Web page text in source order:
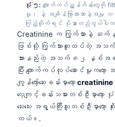
ပုံ ၅: ကျောက်ကပ်ညွှန်ကိန်းတွေကို
မှု၊ နဲ့ အချိန်ကြာလာတာနဲ့အမျှ လမ်း
ကြည့်လိုက်ရင် ပိုနားလည်လွယ်ပါ
Creatinine က ကြွက်သားနဲ့
ဖြစ်လို့ ကြွက်သားထူထပ်တဲ့
အားနည်းတဲ့ အသက် ၈၂ နှစ်အ
ပြီး ကျောက်ကပ်လုပ်ဆောင်မှုကတေ
ကျွန်တော့်ဆေးခန်းမှာတော့ creatinine
လေ့ကျင့်ခန်းသမားတစ်ဦးမှာတ
သေးသေး အရွယ်ကြီးသူတစ်ဦးမှာတ
တယ်။.Bahasa Melayu
Tiếng Việt
Tagalog
ไทย
ភាសាខ្មែរ
Kiswahili
አማርኛ
Українська